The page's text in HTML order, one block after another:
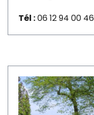
Tél :06 12 94 00 46